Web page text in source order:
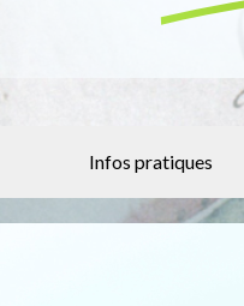
Infos pratiques